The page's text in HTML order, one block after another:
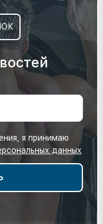
я принимаю
данных